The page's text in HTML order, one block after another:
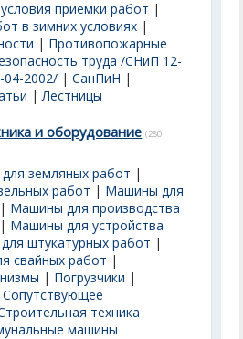
приемки работ |
в зимних условиях |
| Противопожарные
труда /СНиП 12-
2002/ |СанПиН |
|Лестницы
и оборудование (280
земляных работ |
работ | Машины для
| Машины для производства
| Машины для устройства
штукатурных работ |
свайных работ |
| Погрузчики |
Сопутствующее
техника
машины